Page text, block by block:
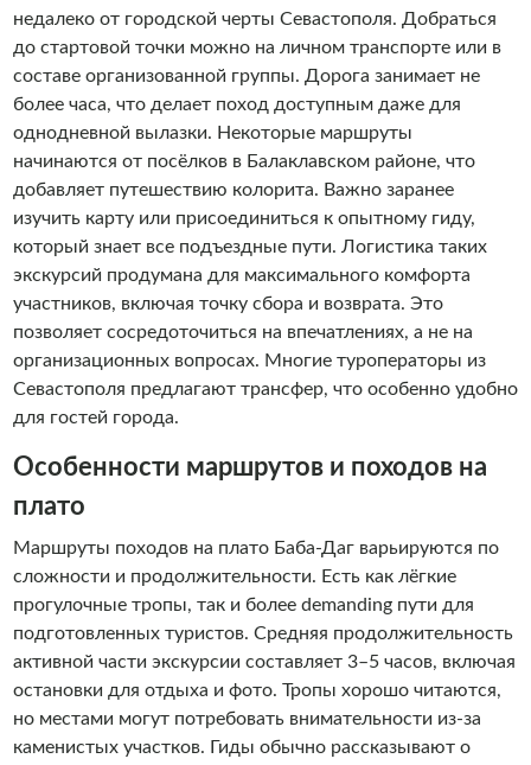
недалеко от городской черты Севастополя. Добраться
до стартовой точки можно на личном транспорте или в
составе организованной группы. Дорога занимает не
более часа, что делает поход доступным даже для
однодневной вылазки. Некоторые маршруты
начинаются от посёлков в Балаклавском районе, что
добавляет путешествию колорита. Важно заранее
изучить карту или присоединиться к опытному гиду,
который знает все подъездные пути. Логистика таких
экскурсий продумана для максимального комфорта
участников, включая точку сбора и возврата. Это
позволяет сосредоточиться на впечатлениях, а не на
организационных вопросах. Многие туроператоры из
Севастополя предлагают трансфер, что особенно удобно
для гостей города.
Особенности маршрутов и походов на
плато
Маршруты походов на плато Баба-Даг варьируются по
сложности и продолжительности. Есть как лёгкие
прогулочные тропы, так и более demanding пути для
подготовленных туристов. Средняя продолжительность
активной части экскурсии составляет 3–5 часов, включая
остановки для отдыха и фото. Тропы хорошо читаются,
но местами могут потребовать внимательности из-за
каменистых участков. Гиды обычно рассказывают о